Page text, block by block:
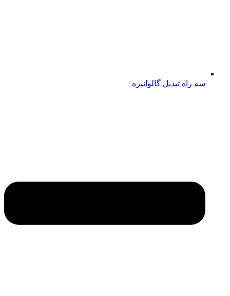
سه راه تبدیل گالوانیزه